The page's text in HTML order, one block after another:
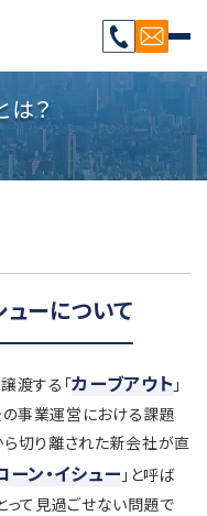
は？
ューについて
渡する「カーブアウト 」
事業運営における課題
ら切り離された新会社が直
ン・イシュー 」と呼ば
って見過ごせない問題で